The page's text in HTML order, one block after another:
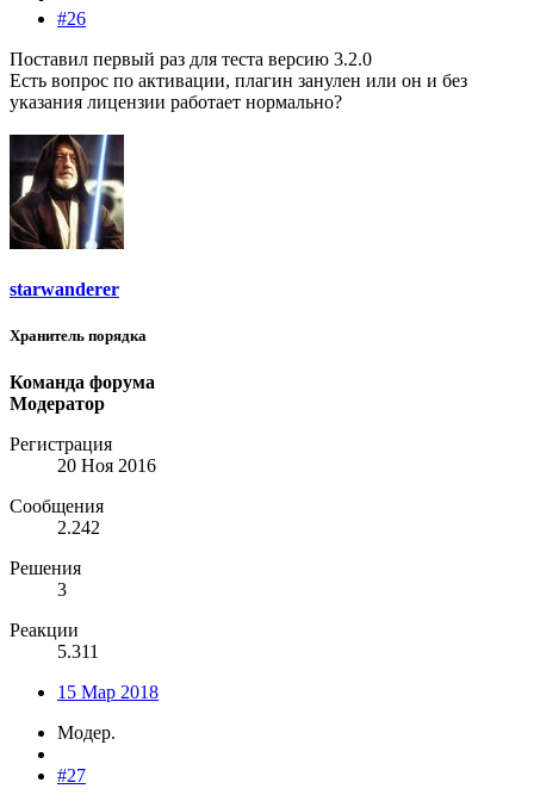
#26
Поставил первый раз для теста версию 3.2.0
Есть вопрос по активации, плагин занулен или он и без
указания лицензии работает нормально?
starwanderer
Хранитель порядка
Команда форума
Модератор
Регистрация
20 Ноя 2016
Сообщения
2.242
Решения
3
Реакции
5.311
15 Мар 2018
Модер.
#27